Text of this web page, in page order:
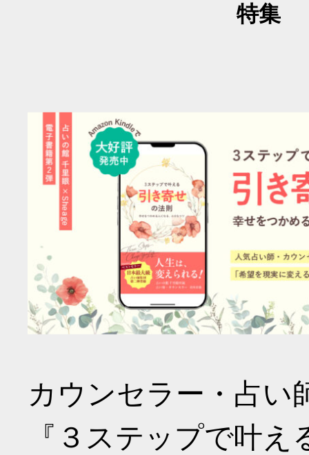
特集
カウンセラー・占い
『３ステップで叶